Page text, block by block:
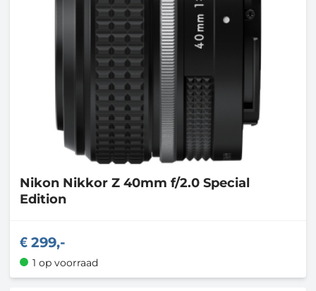
Nikon Nikkor Z 40mm f/2.0 Special
Edition
299,-
1 op voorraad